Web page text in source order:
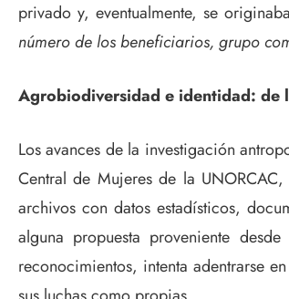
privado y, eventualmente, se
número de los beneficiarios, grupo
Agrobiodiversidad e identidad: de
Los avances de la investigación
Central de Mujeres de la
archivos con datos estadísticos,
alguna propuesta proveniente
reconocimientos, intenta adentrarse